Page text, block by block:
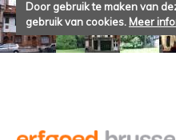
Door gebruik te maken van
gebruik van cookies. Meer